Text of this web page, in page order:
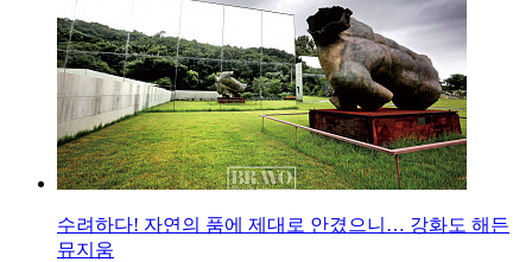
수려하다! 자연의 품에 제대로 안겼으니… 강화도 해든
뮤지움